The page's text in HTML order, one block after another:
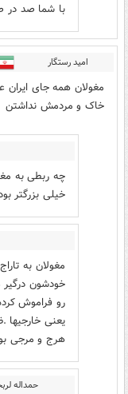
با شما صد در
امید رستگار
مغولان همه جای
خاک و مردمش نداشتن
چه ربطی به
خیلی بزرگتر
مغولان به
خودشون
رو فراموش
یعنی
هرج و مرجی
حمداله